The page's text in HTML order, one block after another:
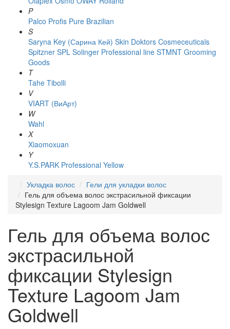
P
Palco Profis Pure Brazilian
S
Saryna Key (Сарина Кей) Skin Doktors Cosmeceuticals
Spitzner SPL Solinger Professional line STMNT Grooming
Goods
T
Tahe Tibolli
V
VIART (ВиАрт)
W
Wahl
X
Xiaomoxuan
Y
Y.S.PARK Professional Yellow
Укладка волос
Гели для укладки волос
Гель для объема волос экстрасильной фиксации
Stylesign Texture Lagoom Jam Goldwell
Гель для объема волос
экстрасильной
фиксации Stylesign
Texture Lagoom Jam
Goldwell